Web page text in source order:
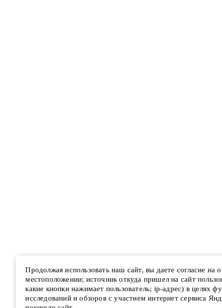
Продолжая использовать наш сайт, вы даете согласие на
местоположении; источник откуда пришел на сайт
какие кнопки нажимает пользователь; ip-адрес) в целях
исследований и обзоров с участием интернет сервиса